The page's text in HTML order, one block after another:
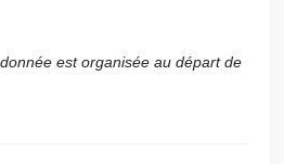
est organisée au départ de